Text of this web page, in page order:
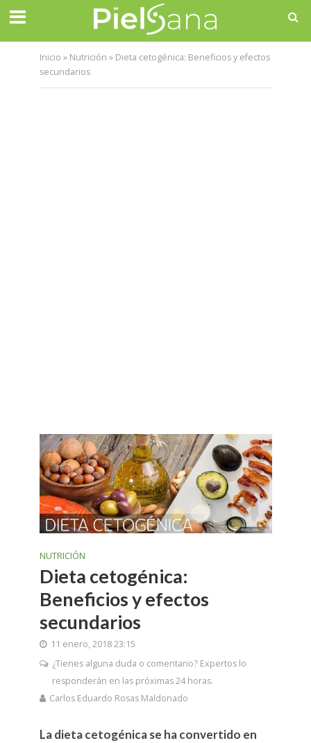
Inicio » Nutrición » Dieta cetogénica: Beneficios y efectos
secundarios
NUTRICIÓN
Dieta cetogénica:
Beneficios y efectos
secundarios
11 enero, 2018 23:15
¿Tienes alguna duda o comentario? Expertos lo
responderán en las próximas 24 horas.
Carlos Eduardo Rosas Maldonado
La dieta cetogénica se ha convertido en